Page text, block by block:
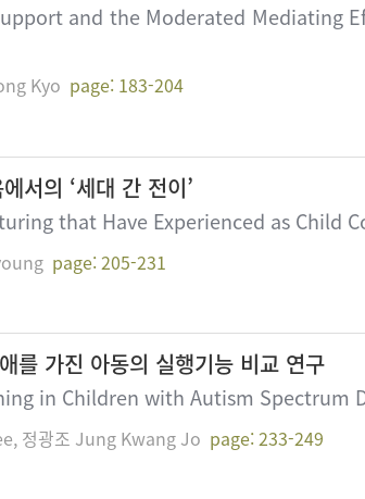
and the Moderated Mediating
Kyo page: 183-204
서의 ‘세대 간 전이’
that Have Experienced as Child
page: 205-231
를 가진 아동의 실행기능 비교 연구
in Children with Autism Spectrum
정광조 Jung Kwang Jo page: 233-249